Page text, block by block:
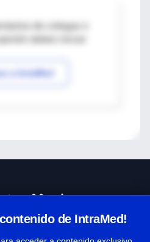
de colegas o
a IntraMed
de IntraMed!